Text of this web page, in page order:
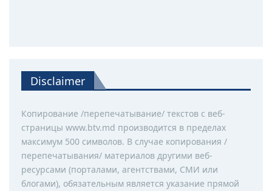
Disclaimer
Копирование /перепечатывание/ текстов с веб-
страницы www.btv.md производится в пределах
максимум 500 символов. В случае копирования /
перепечатывания/ материалов другими веб-
ресурсами (порталами, агентствами, СМИ или
блогами), обязательным является указание прямой